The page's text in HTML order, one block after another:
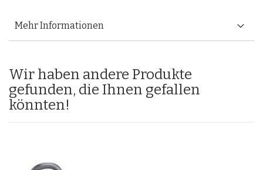
Mehr Informationen
Wir haben andere Produkte
gefunden, die Ihnen gefallen
könnten!